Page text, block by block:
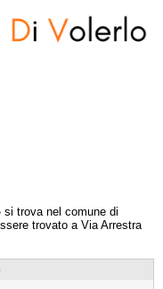
si trova nel comune di
trovato a Via Arrestra